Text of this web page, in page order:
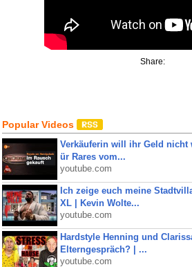
Share:
Popular Videos
Verkäuferin will ihr Geld nicht
ür Rares vom...
youtube.com
Ich zeige euch meine
XL | Kevin Wolte...
youtube.com
Hardstyle Henning und
Elterngespräch? | ...
youtube.com